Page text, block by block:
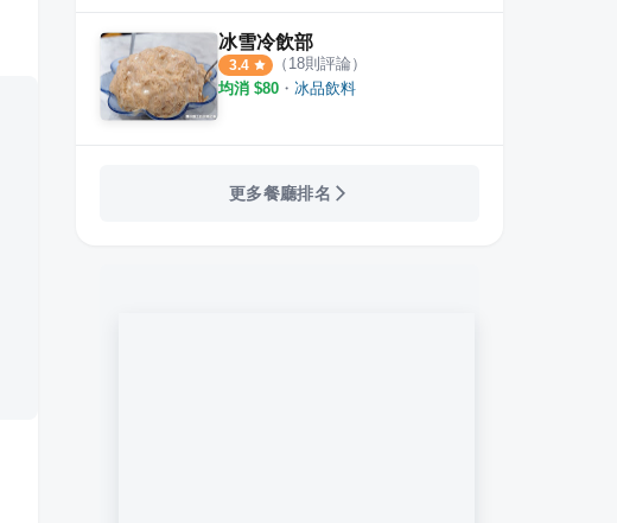
冰雪冷飲部
3.4 （ 18則評論）
均消 $80 ・ 冰品飲料
更多餐廳排名